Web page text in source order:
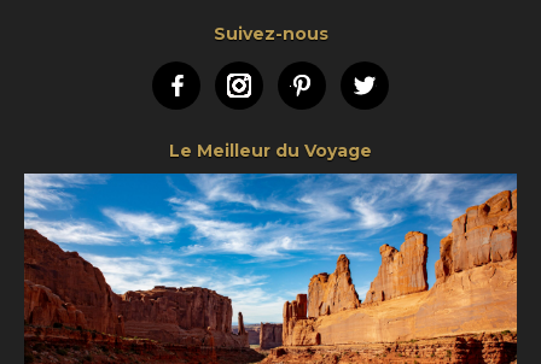
Suivez-nous
FacebookInstagramPinterestTwitter
Le Meilleur du Voyage